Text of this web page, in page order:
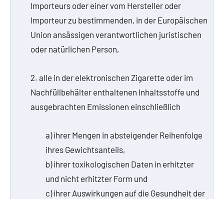
Importeurs oder einer vom Hersteller oder
Importeur zu bestimmenden, in der Europäischen
Union ansässigen verantwortlichen juristischen
oder natürlichen Person,
2. alle in der elektronischen Zigarette oder im
Nachfüllbehälter enthaltenen Inhaltsstoffe und
ausgebrachten Emissionen einschließlich
a) ihrer Mengen in absteigender Reihenfolge
ihres Gewichtsanteils,
b) ihrer toxikologischen Daten in erhitzter
und nicht erhitzter Form und
c) ihrer Auswirkungen auf die Gesundheit der